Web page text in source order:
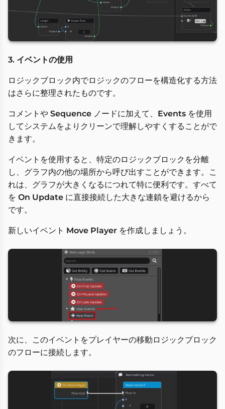
3. イベントの使用
ロジックブロック内でロジックのフローを構造化する方法
はさらに整理されたものです。
コメントや Sequence ノードに加えて、 Events を使用
してシステムをよりクリーンで理解しやすくすることがで
きます。
イベントを使用すると、特定のロジックブロックを分離
し、グラフ内の他の場所から呼び出すことができます。こ
れは、グラフが大きくなるにつれて特に便利です。すべて
を On Update に直接接続した大きな連鎖を避けるから
です。
新しいイベント Move Player を作成しましょう。
次に、このイベントをプレイヤーの移動ロジックブロック
のフローに接続します。